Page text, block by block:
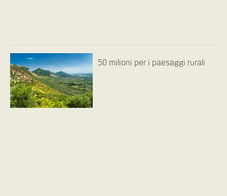
50 milioni per i paesaggi rurali